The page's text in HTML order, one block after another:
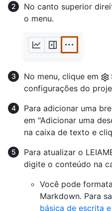
No canto superior
o menu.
No menu, clique em
configurações do
Para adicionar uma
em "Adicionar uma
na caixa de texto e
Para atualizar o
digite o conteúdo na
Você pode
Markdown. Para
básica de escrita